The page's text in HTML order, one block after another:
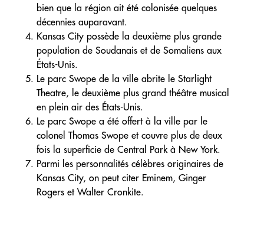
bien que la région ait été colonisée quelques
décennies auparavant.
Kansas City possède la deuxième plus grande
population de Soudanais et de Somaliens aux
États-Unis.
Le parc Swope de la ville abrite le Starlight
Theatre, le deuxième plus grand théâtre musical
en plein air des États-Unis.
Le parc Swope a été offert à la ville par le
colonel Thomas Swope et couvre plus de deux
fois la superficie de Central Park à New York.
Parmi les personnalités célèbres originaires de
Kansas City, on peut citer Eminem, Ginger
Rogers et Walter Cronkite.